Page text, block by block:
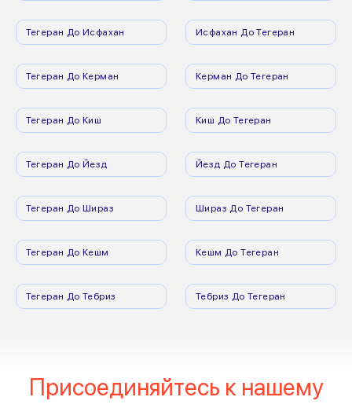
Тегеран До Исфахан Исфахан До Тегеран
Тегеран До Керман Керман До Тегеран
Тегеран До Киш Киш До Тегеран
Тегеран До Йезд Йезд До Тегеран
Тегеран До Шираз Шираз До Тегеран
Тегеран До Кешм Кешм До Тегеран
Тегеран До Тебриз Тебриз До Тегеран
Присоединяйтесь к нашему